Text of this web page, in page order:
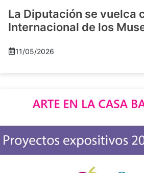
La Diputación se vuelca
Internacional de los
11/05/2026